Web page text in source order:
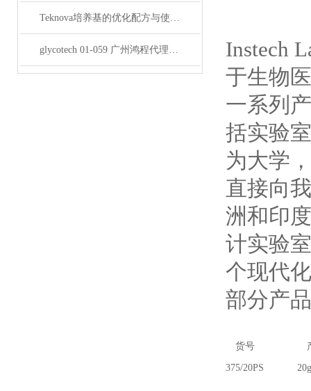
Teknova培养基的优化配方与使用技巧
glycotech 01-059 广州鸿程代理：开启糖生物学研究新征程
Instech
于生物
一系列
括实验
为大学
直接向
洲和印
计实验
个现代
部分产
货号
375/20PS